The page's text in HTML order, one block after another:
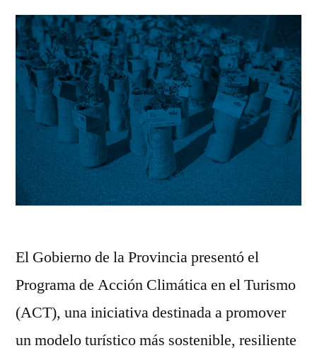
El Gobierno de la Provincia presentó el
Programa de Acción Climática en el Turismo
(ACT), una iniciativa destinada a promover
un modelo turístico más sostenible, resiliente